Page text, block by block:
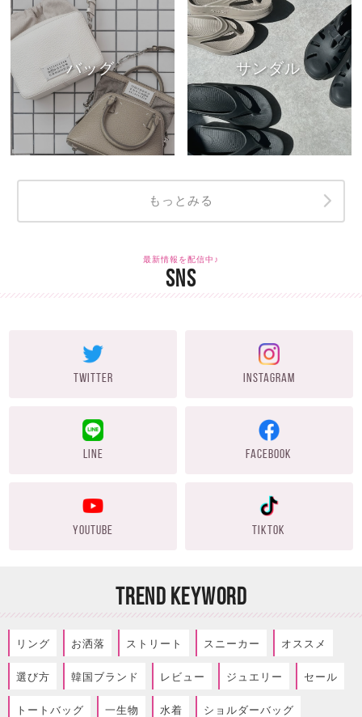
バッグ サンダル
もっとみる
最新情報を配信中♪
SNS
TWITTER INSTAGRAM
LINE FACEBOOK
YOUTUBE TIKTOK
TREND KEYWORD
リング お洒落 ストリート スニーカー オススメ
選び方 韓国ブランド レビュー ジュエリー セール
トートバッグ 一生物 水着 ショルダーバッグ